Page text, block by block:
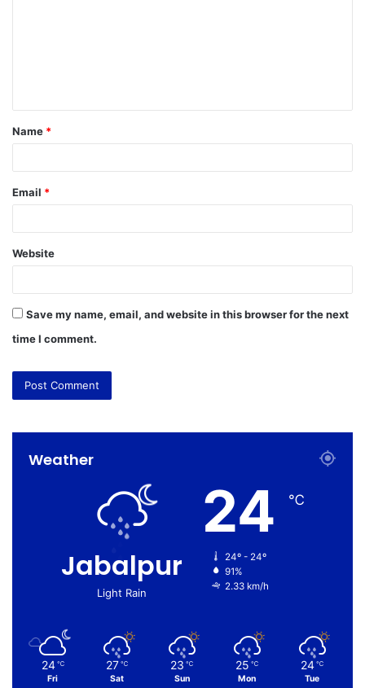
t
*
Name *
Email *
Website
Save my name, email, and website in this browser for the next
time I comment.
Weather
Jabalpur
Light Rain
24 ℃
24º - 24º
91%
2.33 km/h
24 ℃
Fri
27 ℃
Sat
23 ℃
Sun
25 ℃
Mon
24 ℃
Tue